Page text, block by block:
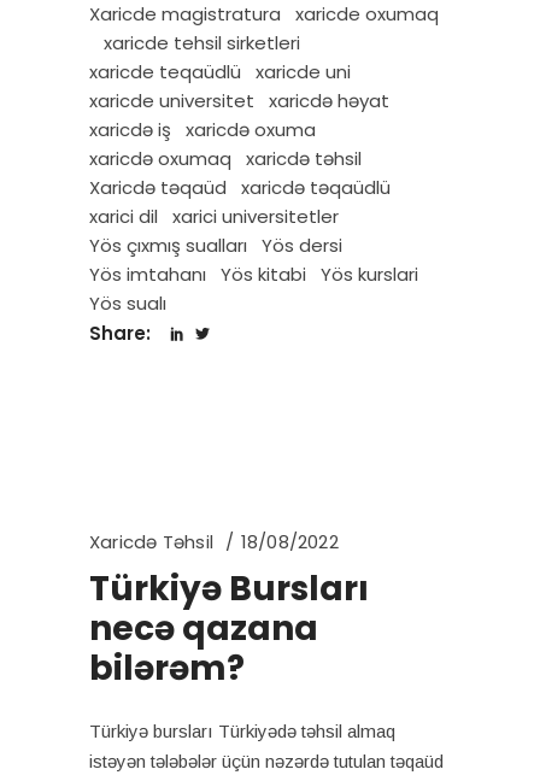
Xaricde magistratura
xaricde oxumaq
xaricde tehsil sirketleri
xaricde teqaüdlü
xaricde uni
xaricde universitet
xaricdə həyat
xaricdə iş
xaricdə oxuma
xaricdə oxumaq
xaricdə təhsil
Xaricdə təqaüd
xaricdə təqaüdlü
xarici dil
xarici universitetler
Yös çıxmış sualları
Yös dersi
Yös imtahanı
Yös kitabi
Yös kurslari
Yös sualı
Share:
Xaricdə Təhsil 18/08/2022
Türkiyə Bursları
necə qazana
bilərəm?
Türkiyə bursları Türkiyədə təhsil almaq
istəyən tələbələr üçün nəzərdə tutulan təqaüd